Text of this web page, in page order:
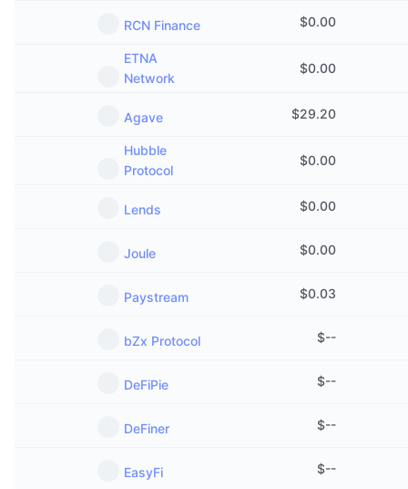
RCN Finance $0.00
ETNA
Network
$0.00
Agave $29.20
Hubble
Protocol
$0.00
Lends $0.00
Joule $0.00
Paystream $0.03
bZx Protocol $--
DeFiPie $--
DeFiner $--
EasyFi $--